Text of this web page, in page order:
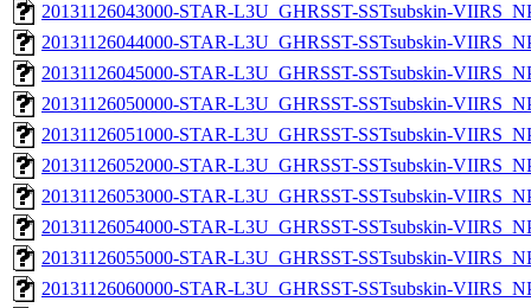
20131126043000-STAR-L3U_GHRSST-SSTsubskin-
20131126044000-STAR-L3U_GHRSST-SSTsubskin-
20131126045000-STAR-L3U_GHRSST-SSTsubskin-
20131126050000-STAR-L3U_GHRSST-SSTsubskin-
20131126051000-STAR-L3U_GHRSST-SSTsubskin-
20131126052000-STAR-L3U_GHRSST-SSTsubskin-
20131126053000-STAR-L3U_GHRSST-SSTsubskin-
20131126054000-STAR-L3U_GHRSST-SSTsubskin-
20131126055000-STAR-L3U_GHRSST-SSTsubskin-
20131126060000-STAR-L3U_GHRSST-SSTsubskin-